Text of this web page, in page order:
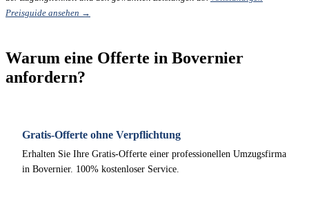
Preisguide ansehen →
Warum eine Offerte in Bovernier
anfordern?
Gratis-Offerte ohne Verpflichtung
Erhalten Sie Ihre Gratis-Offerte einer professionellen Umzugsfirma
in Bovernier. 100% kostenloser Service.